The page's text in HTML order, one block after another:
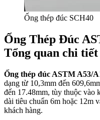
Ống thép đúc SCH40
Ống Thép Đúc
Tổng quan chi tiết
Ống thép đúc ASTM A53/
dạng từ 10,3mm đến
đến 17.48mm, tùy thuộc vào
dài tiêu chuẩn 6m hoặc 12m
khách hàng.